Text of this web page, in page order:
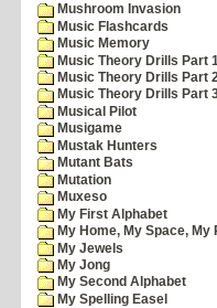
Mushroom Invasion
Music Flashcards
Music Memory
Music Theory Drills Part
Music Theory Drills Part
Music Theory Drills Part
Musical Pilot
Musigame
Mustak Hunters
Mutant Bats
Mutation
Muxeso
My First Alphabet
My Home, My Space, My
My Jewels
My Jong
My Second Alphabet
My Spelling Easel